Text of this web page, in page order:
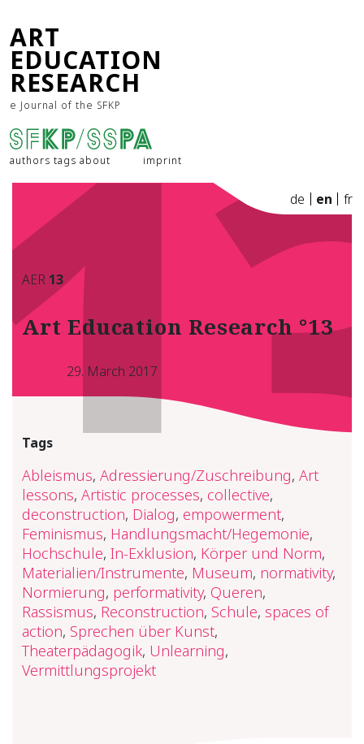
ART
EDUCATION
RESEARCH
e Journal of the SFKP
authors tags about imprint
de en fr
AER 13
Art Education Research °13
29. March 2017
Tags
Ableismus, Adressierung/Zuschreibung, Art
lessons, Artistic processes, collective,
deconstruction, Dialog, empowerment,
Feminismus, Handlungsmacht/Hegemonie,
Hochschule, In-Exklusion, Körper und Norm,
Materialien/Instrumente, Museum, normativity,
Normierung, performativity, Queren,
Rassismus, Reconstruction, Schule, spaces of
action, Sprechen über Kunst,
Theaterpädagogik, Unlearning,
Vermittlungsprojekt